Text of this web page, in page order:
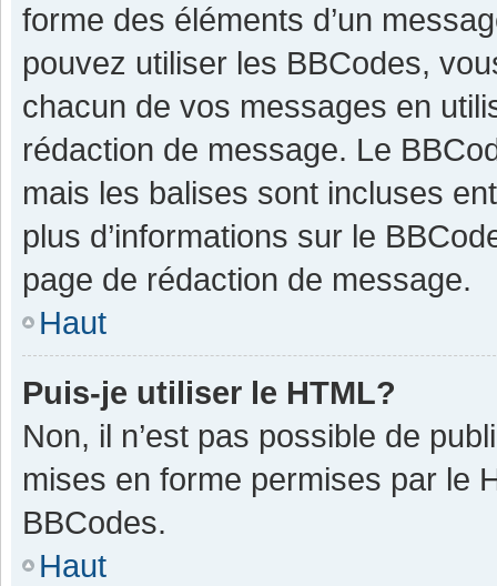
forme des éléments d’un
pouvez utiliser les BBCodes,
chacun de vos messages en
rédaction de message. Le
mais les balises sont incluses
plus d’informations sur le
page de rédaction de message.
Haut
Puis-je utiliser le HTML?
Non, il n’est pas possible de
mises en forme permises par le
BBCodes.
Haut